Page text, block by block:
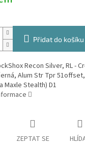
Přidat do košíku
Recon Silver, RL -
Alum Str Tpr
Maxle Stealth) D1
ZEPTAT SE